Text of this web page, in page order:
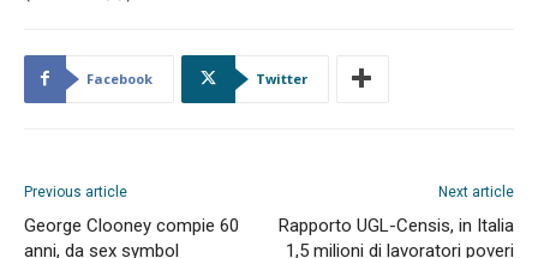
Facebook Twitter
Previous article
George Clooney compie 60
anni, da sex symbol
Next article
Rapporto UGL-Censis, in Italia
1,5 milioni di lavoratori poveri